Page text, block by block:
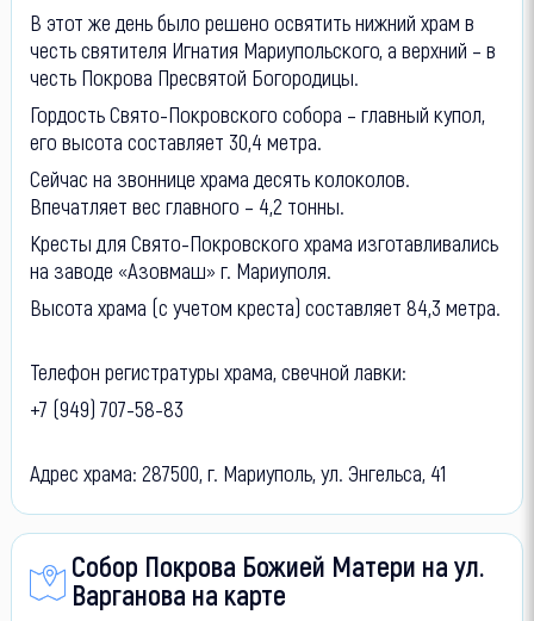
В этот же день было решено освятить нижний храм в
честь святителя Игнатия Мариупольского, а верхний – в
честь Покрова Пресвятой Богородицы.
Гордость Свято-Покровского собора – главный купол,
его высота составляет 30,4 метра.
Сейчас на звоннице храма десять колоколов.
Впечатляет вес главного – 4,2 тонны.
Кресты для Свято-Покровского храма изготавливались
на заводе «Азовмаш» г. Мариуполя.
Высота храма (с учетом креста) составляет 84,3 метра.
Телефон регистратуры храма, свечной лавки:
+7 (949) 707-58-83
Адрес храма: 287500, г. Мариуполь, ул. Энгельса, 41
Собор Покрова Божией Матери на ул.
Варганова на карте